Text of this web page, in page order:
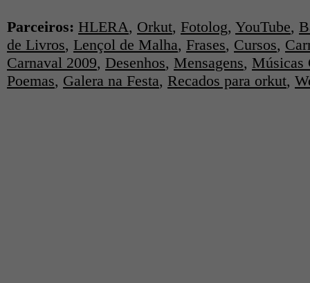
Parceiros: HLERA, Orkut, Fotolog, YouTube,
de Livros, Lençol de Malha, Frases, Cursos,
Carnaval 2009, Desenhos, Mensagens, Músicas
Poemas, Galera na Festa, Recados para orkut,